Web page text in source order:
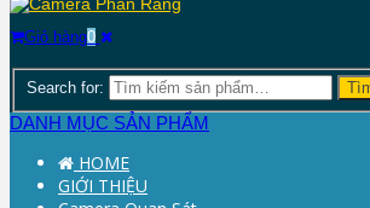
Giỏ hàng0
Search for:
DANH MỤC SẢN PHẨM
HOME
GIỚI THIỆU